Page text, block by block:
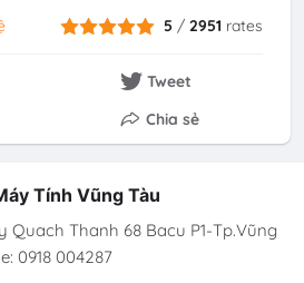
5 /2951 rates
Tweet
Chia sẻ
Tính Vũng Tàu
Quach Thanh 68 Bacu P1-Tp.Vũng
0918 004287